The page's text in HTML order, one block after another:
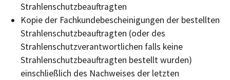
Strahlenschutzbeauftragten
Kopie der Fachkundebescheinigungen der bestellten
Strahlenschutzbeauftragten (oder des
Strahlenschutzverantwortlichen falls keine
Strahlenschutzbeauftragten bestellt wurden)
einschließlich des Nachweises der letzten